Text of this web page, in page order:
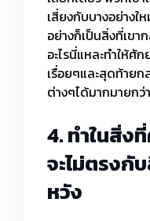
เสี่ยงกับบางอย่างใ
อย่างก็เป็นสิ่งที่เขา
อะไรนี่แหละทำให้ศั
เรื่อยๆและสุดท้ายก
ต่างๆได้มากมายก
4. ทำในสิ่ง
จะไม่ตรงกั
หวัง